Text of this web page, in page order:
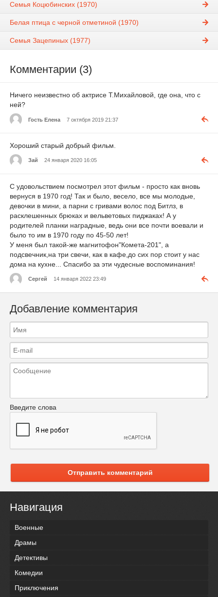
Семья Коцюбинских (1970)
Белая птица с черной отметиной (1970)
Семья Зацепиных (1977)
Комментарии (3)
Ничего неизвестно об актрисе Т.Михайловой, где она, что с
ней?
Гость Елена 7 октября 2019 21:37
Хороший старый добрый фильм.
Зай 24 января 2020 16:05
С удовольствием посмотрел этот фильм - просто как вновь
вернуся в 1970 год! Так и было, весело, все мы молодые,
девочки в мини, а парни с гривами волос под Битлз, в
расклешенных брюках и вельветовых пиджаках! А у
родителей планки наградные, ведь они все почти воевали и
было то им в 1970 году по 45-50 лет!
У меня был такой-же магнитофон"Комета-201", а
подсвечник,на три свечи, как в кафе,до сих пор стоит у нас
дома на кухне... Спасибо за эти чудесные воспоминания!
Сергей 14 января 2022 23:49
Добавление комментария
Введите слова
Отправить комментарий
Навигация
Военные
Драмы
Детективы
Комедии
Приключения